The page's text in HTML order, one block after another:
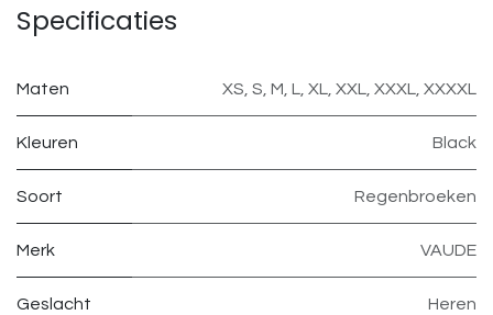
Specificaties
Maten XS S M L XL XXL XXXL XXXXL
Kleuren Black
Soort Regenbroeken
Merk VAUDE
Geslacht Heren